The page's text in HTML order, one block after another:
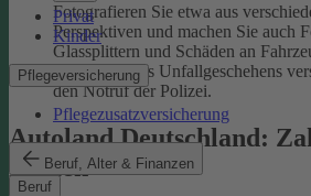
Privat
Kinder
Pflegeversicherung
Pflegezusatzversicherung
Beruf, Alter & Finanzen
Beruf
Fotografieren Sie etwa aus
Perspektiven und machen Sie auch
Glassplittern und Schäden an
Aufnahme des Unfallgeschehens
den Notruf der Polizei.
Autoland Deutschland:
Fakten